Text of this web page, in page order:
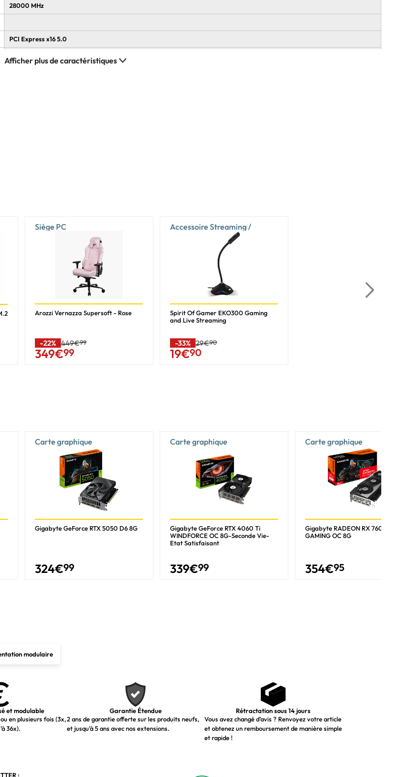
28000 MHz
PCI Express x16 5.0
GIGABYTE WINDFORCE 2X
Full-Height/Half-Length (FH/HL)
Siège PC
Arozzi Vernazza Supersoft - Rose
-22% 449€99
349€99
Accessoire Streaming /
Spirit Of Gamer EKO300 Gaming
and Live Streaming
-33% 29€90
19€90
Carte graphique
Gigabyte GeForce RTX 5050 D6 8G
324€99
Carte graphique
Gigabyte GeForce RTX 4060 Ti
WINDFORCE OC 8G-Seconde Vie-
Etat Satisfaisant
339€99
Carte graphique
Gigabyte RADEON RX 7600
GAMING OC 8G
354€95
modulaire
et modulable
en plusieurs fois (3x,
36x).
Garantie Étendue
2 ans de garantie offerte sur les produits neufs,
et jusqu’à 5 ans avec nos extensions.
Rétractation sous 14 jours
Vous avez changé d’avis ? Renvoyez votre article
et obtenez un remboursement de manière simple
et rapide !
: